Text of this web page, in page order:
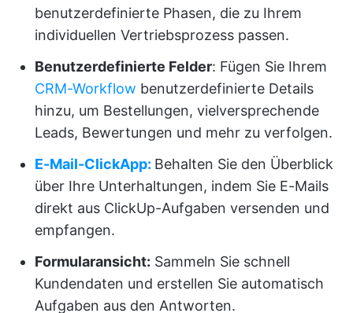
benutzerdefinierte Phasen, die zu Ihrem
individuellen Vertriebsprozess passen.
Benutzerdefinierte Felder: Fügen Sie Ihrem
CRM-Workflow benutzerdefinierte Details
hinzu, um Bestellungen, vielversprechende
Leads, Bewertungen und mehr zu verfolgen.
E-Mail-ClickApp: Behalten Sie den Überblick
über Ihre Unterhaltungen, indem Sie E-Mails
direkt aus ClickUp-Aufgaben versenden und
empfangen.
Formularansicht: Sammeln Sie schnell
Kundendaten und erstellen Sie automatisch
Aufgaben aus den Antworten.